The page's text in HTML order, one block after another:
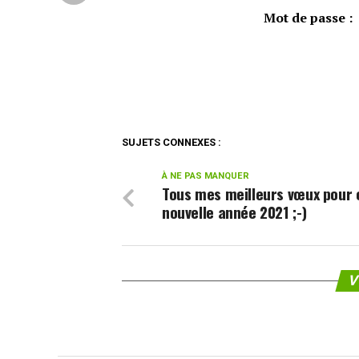
Mot de passe :
SUJETS CONNEXES :
À NE PAS MANQUER
Tous mes meilleurs vœux
nouvelle année 2021 ;-)